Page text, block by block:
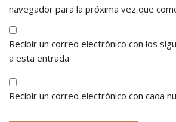
navegador para la próxima vez que
Recibir un correo electrónico con los
a esta entrada.
Recibir un correo electrónico con cada